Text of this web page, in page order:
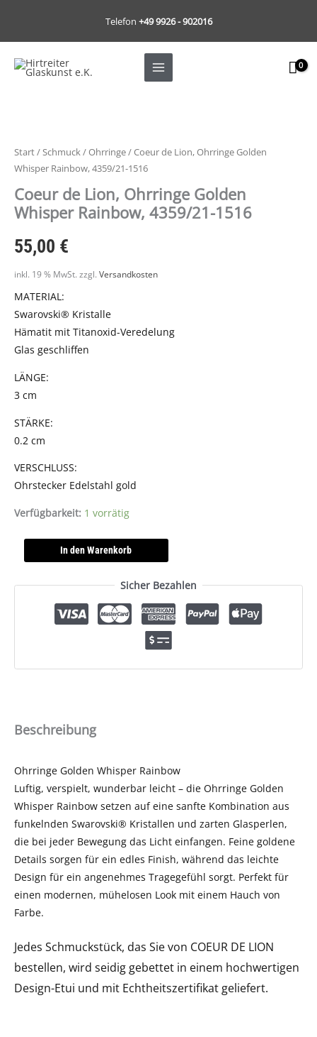
springen
Telefon +49 9926 - 902016
Start/Schmuck/Ohrringe/ Coeur de Lion, Ohrringe Golden
Whisper Rainbow, 4359/21-1516
Coeur de Lion, Ohrringe Golden
Whisper Rainbow, 4359/21-1516
55,00 €
inkl. 19 % MwSt. zzgl. Versandkosten
MATERIAL:
Swarovski® Kristalle
Hämatit mit Titanoxid-Veredelung
Glas geschliffen
LÄNGE:
3 cm
STÄRKE:
0.2 cm
VERSCHLUSS:
Ohrstecker Edelstahl gold
Verfügbarkeit: 1 vorrätig
Lion,
Ohrringe
Golden
Whisper
Rainbow,
4359/21-
1516
Menge
In den Warenkorb
Sicher Bezahlen
Beschreibung
Ohrringe Golden Whisper Rainbow
Luftig, verspielt, wunderbar leicht – die Ohrringe Golden
Whisper Rainbow setzen auf eine sanfte Kombination aus
funkelnden Swarovski® Kristallen und zarten Glasperlen,
die bei jeder Bewegung das Licht einfangen. Feine goldene
Details sorgen für ein edles Finish, während das leichte
Design für ein angenehmes Tragegefühl sorgt. Perfekt für
einen modernen, mühelosen Look mit einem Hauch von
Farbe.
Jedes Schmuckstück, das Sie von COEUR DE LION
bestellen, wird seidig gebettet in einem hochwertigen
Design-Etui und mit Echtheitszertifikat geliefert.